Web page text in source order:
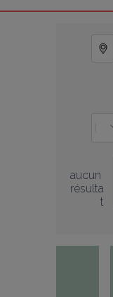
aucun
résulta
t